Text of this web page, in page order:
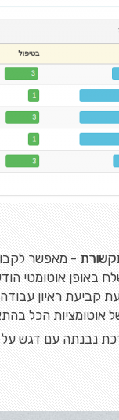
- מאפשר
באופן אוטומטי
קביעת ראיון
אוטומציות הכל
נבנתה עם דגש על